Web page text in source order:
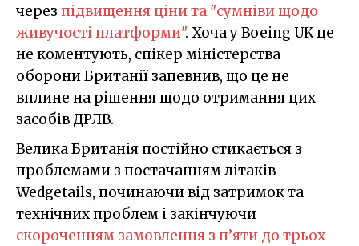
через підвищення ціни та "сумніви щодо
живучості платформи". Хоча у Boeing UK це
не коментують, спікер міністерства
оборони Британії запевнив, що це не
вплине на рішення щодо отримання цих
засобів ДРЛВ.
Велика Британія постійно стикається з
проблемами з постачанням літаків
Wedgetails, починаючи від затримок та
технічних проблем і закінчуючи
скороченням замовлення з п’яти до трьох